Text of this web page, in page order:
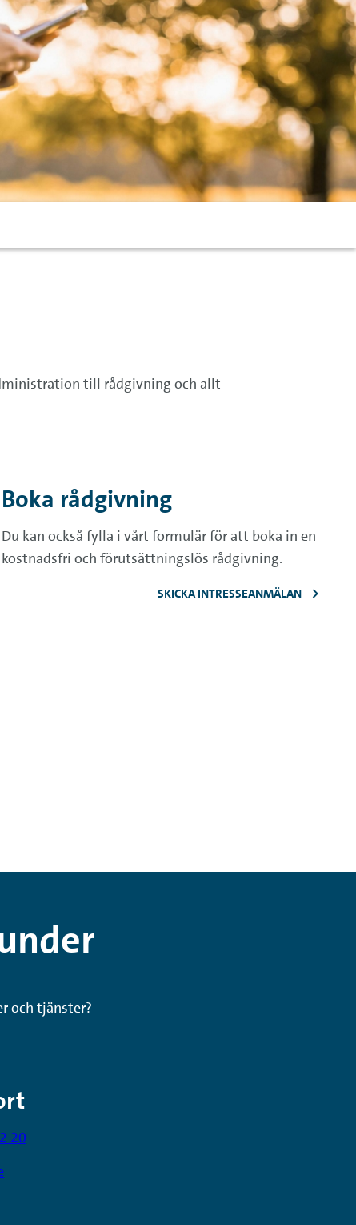
till rådgivning och allt
Boka rådgivning
Du kan också fylla i vårt formulär för att boka in en
kostnadsfri och förutsättningslös rådgivning.
SKICKA INTRESSEANMÄLAN
och tjänster?
20